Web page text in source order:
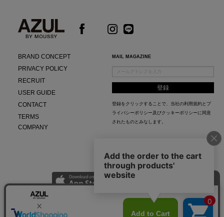
BRAND CONCEPT
PRIVACY POLICY
RECRUIT
USER GUIDE
CONTACT
TERMS
COMPANY
MAIL MAGAZINE
登録をクリックすることで、当社の利用規約 と プ
ライバシーポリシー及びクッキーポリシー に同意
されたものとみなします。
AZUL APP
最新ニュースやスタイリング紹介までAZUL BY MOUSSYのお得な情報がいち早くチェック